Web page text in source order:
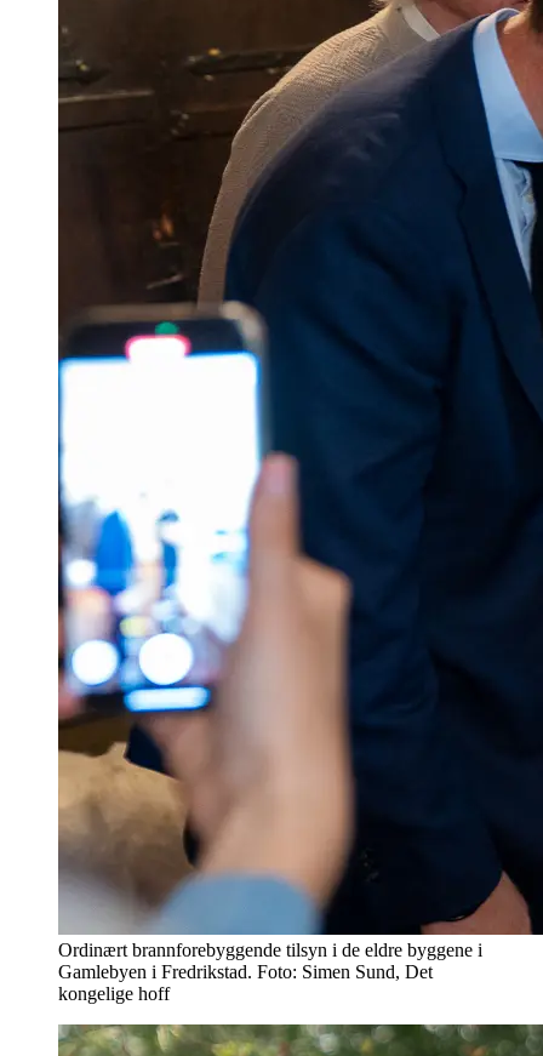
Ordinært brannforebyggende tilsyn i de eldre byggene i
Gamlebyen i Fredrikstad. Foto: Simen Sund, Det
kongelige hoff